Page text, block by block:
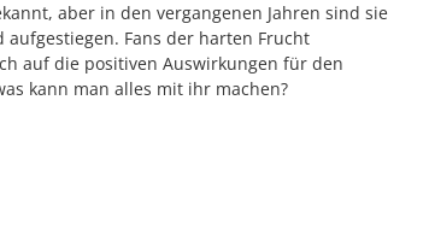
aber in den vergangenen Jahren sind sie
Fans der harten Frucht
auf die positiven Auswirkungen für den
kann man alles mit ihr machen?